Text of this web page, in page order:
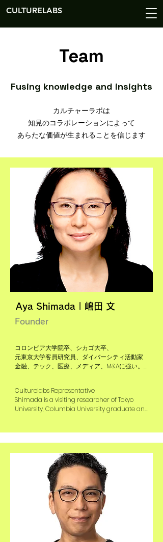
CULTURELABS
Team
Fusing knowledge and insights
カルチャーラボは
知見のコラボレーションによって
あらたな価値が生まれることを信じます
Aya Shimada | 嶋田 文
Founder
コロンビア大学院卒、シカゴ大卒、
元東京大学客員研究員、ダイバーシティ活動家
金融、テック、医療、メディア、M&Aに強い。
当．大手テック・医療・金融CXOアドバイザー
MUFG 金融市場部門米州COO，トムソンロイタ
ー銀行証券テック　グローバル戦略部長兼日本
趣味は人間観察。
Culturelabs Representative
Shimada is a visiting researcher of Tokyo
University, Columbia University graduate and
innovation head of a major global financial
company, a CXO advisor for a major tech,
medical and financial company, COO of
MUFG Financial Markets Division Americas,
and the General Manager of Thomson
Reuters Bank Securities Global Strategy
Department and the General Manager of
Japan Department.
She is a former travel geek (70 countries pre-
Covid), has coding experience  and her
hobbies include people watching